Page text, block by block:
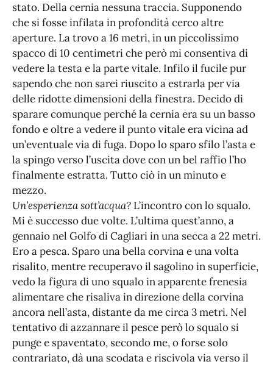
stato. Della cernia nessuna traccia. Supponendo
che si fosse infilata in profondità cerco altre
aperture. La trovo a 16 metri, in un piccolissimo
spacco di 10 centimetri che però mi consentiva di
vedere la testa e la parte vitale. Infilo il fucile pur
sapendo che non sarei riuscito a estrarla per via
delle ridotte dimensioni della finestra. Decido di
sparare comunque perché la cernia era su un basso
fondo e oltre a vedere il punto vitale era vicina ad
un’eventuale via di fuga. Dopo lo sparo sfilo l’asta e
la spingo verso l’uscita dove con un bel raffio l’ho
finalmente estratta. Tutto ciò in un minuto e
mezzo.
Un’esperienza sott’acqua? L’incontro con lo squalo.
Mi è successo due volte. L’ultima quest’anno, a
gennaio nel Golfo di Cagliari in una secca a 22 metri.
Ero a pesca. Sparo una bella corvina e una volta
risalito, mentre recuperavo il sagolino in superficie,
vedo la figura di uno squalo in apparente frenesia
alimentare che risaliva in direzione della corvina
ancora nell’asta, distante da me circa 3 metri. Nel
tentativo di azzannare il pesce però lo squalo si
punge e spaventato, secondo me, o forse solo
contrariato, dà una scodata e riscivola via verso il